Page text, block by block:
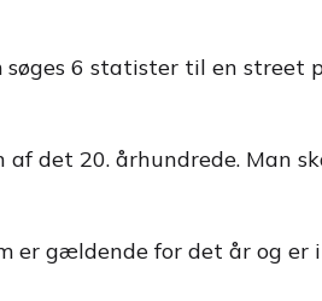
6 statister til en street
det 20. århundrede. Man
er gældende for det år og